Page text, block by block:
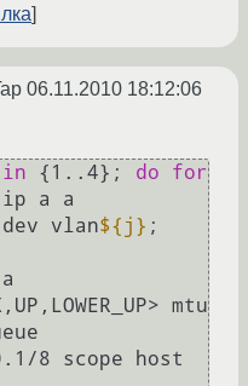
06.11.2010 18:12:06
in {1..4}; do
for
ip a a
vlan${j}
mtu